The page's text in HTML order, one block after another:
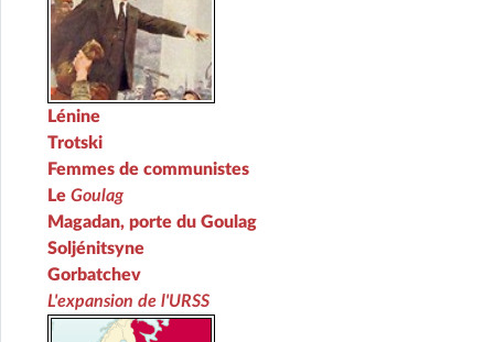
Lénine
Trotski
Femmes de communistes
Le Goulag
Magadan, porte du Goulag
Soljénitsyne
Gorbatchev
L'expansion de l'URSS